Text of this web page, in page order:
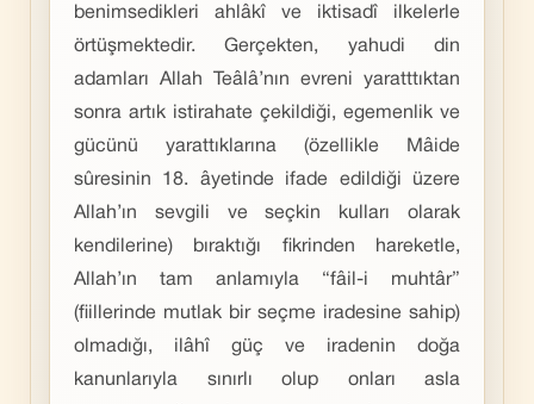
benimsedikleri ahlâkî ve iktisadî ilkelerle
örtüşmektedir. Gerçekten, yahudi din
adamları Allah Teâlâ’nın evreni yaratttıktan
sonra artık istirahate çekildiği, egemenlik ve
gücünü yarattıklarına (özellikle Mâide
sûresinin 18. âyetinde ifade edildiği üzere
Allah’ın sevgili ve seçkin kulları olarak
kendilerine) bıraktığı fikrinden hareketle,
Allah’ın tam anlamıyla “fâil-i muhtâr”
(fiillerinde mutlak bir seçme iradesine sahip)
olmadığı, ilâhî güç ve iradenin doğa
kanunlarıyla sınırlı olup onları asla